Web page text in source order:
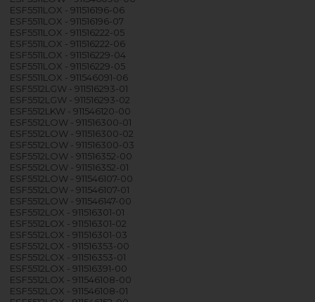
ESF5511LOX - 911516196-06
ESF5511LOX - 911516196-07
ESF5511LOX - 911516222-05
ESF5511LOX - 911516222-06
ESF5511LOX - 911516229-04
ESF5511LOX - 911516229-05
ESF5511LOX - 911546091-06
ESF5512LGW - 911516293-01
ESF5512LGW - 911516293-02
ESF5512LKW - 911546120-00
ESF5512LOW - 911516300-01
ESF5512LOW - 911516300-02
ESF5512LOW - 911516300-03
ESF5512LOW - 911516352-00
ESF5512LOW - 911516352-01
ESF5512LOW - 911546107-00
ESF5512LOW - 911546107-01
ESF5512LOW - 911546147-00
ESF5512LOX - 911516301-01
ESF5512LOX - 911516301-02
ESF5512LOX - 911516301-03
ESF5512LOX - 911516353-00
ESF5512LOX - 911516353-01
ESF5512LOX - 911516391-00
ESF5512LOX - 911546108-00
ESF5512LOX - 911546108-01